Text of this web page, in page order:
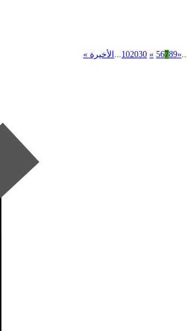
«
56789
»
102030 الأخيرة »